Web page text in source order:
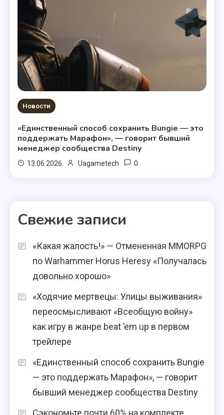
Новости
«Единственный способ сохранить Bungie — это
поддержать Марафон», — говорит бывший
менеджер сообщества Destiny
13.06.2026 Uagametech 0
Свежие записи
«Какая жалость!» — Отмененная MMORPG
по Warhammer Horus Heresy «Получалась
довольно хорошо»
«Ходячие мертвецы: Улицы выживания»
переосмысливают «Всеобщую войну»
как игру в жанре beat ’em up в первом
трейлере
«Единственный способ сохранить Bungie
— это поддержать Марафон», — говорит
бывший менеджер сообщества Destiny